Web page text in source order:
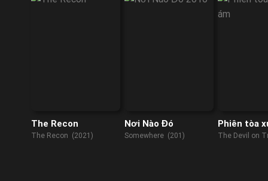
The Recon
The Recon (2021)
Nơi Nào Đó
Somewhere (201)
Phiên tòa
The Devil on